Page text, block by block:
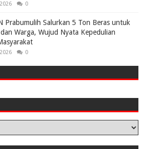
0
Prabumulih Salurkan 5 Ton Beras untuk
Warga, Wujud Nyata Kepedulian
0